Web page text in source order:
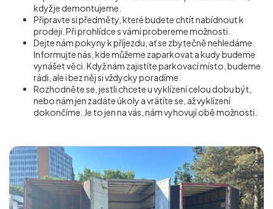
když je demontujeme.
Připravte si předměty, které budete chtít nabídnout k
prodeji. Při prohlídce s vámi probereme možnosti.
Dejte nám pokyny k příjezdu, ať se zbytečně nehledáme.
Informujte nás, kde můžeme zaparkovat a kudy budeme
vynášet věci. Když nám zajistíte parkovací místo, budeme
rádi, ale i bez něj si vždycky poradíme.
Rozhodněte se, jestli chcete u vyklízení celou dobu být,
nebo nám jen zadáte úkoly a vrátíte se, až vyklízení
dokončíme. Je to jen na vás, nám vyhovují obě možnosti.